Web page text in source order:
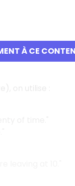
À CE
: